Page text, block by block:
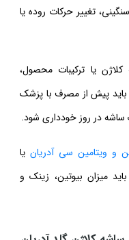
تغییر حرکات روده یا
یا ترکیبات محصول،
باید پیش از مصرف با پزشک
در روز خودداری شود.
و ویتامین سی آدریان یا
میزان بیوتین، زینک و